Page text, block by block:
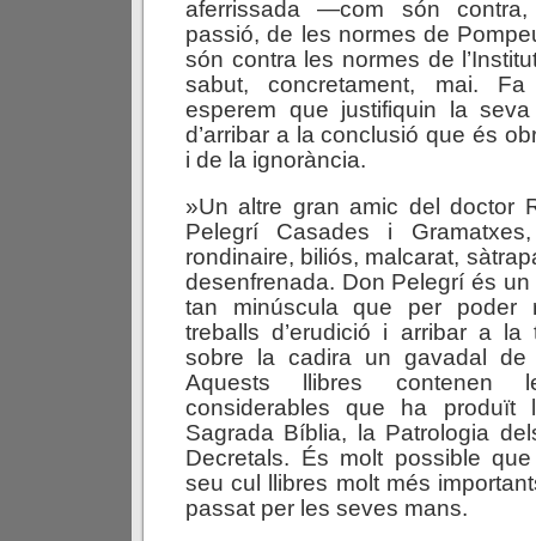
aferrissada —com són
passió, de les normes de
són contra les normes de
sabut, concretament, mai.
esperem que justifiquin la
d’arribar a la conclusió que és
i de la ignorància.
»Un altre gran amic del doctor
Pelegrí Casades i
rondinaire, biliós, malcarat,
desenfrenada. Don Pelegrí és un
tan minúscula que per poder
treballs d’erudició i arribar a
sobre la cadira un gavadal de
Aquests llibres contenen
considerables que ha produït
Sagrada Bíblia, la Patrologia
Decretals. És molt possible
seu cul llibres molt més
passat per les seves mans.